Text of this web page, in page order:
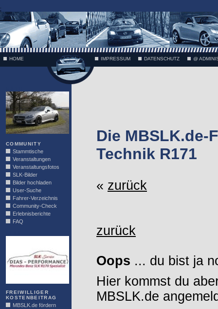
;
HOME IMPRESSUM DATENSCHUTZ @
COMMUNITY
Stammtische
Veranstaltungen
Veranstaltungsfotos
SLK-Bilder
Bilder hochladen
User-Suche
Fahrer-Verzeichnis
Community-Check
Erlebnisberichte
FAQ
FREIWILLIGER
KOSTENBEITRAG
MBSLK.de fördern
Die MBSLK.de-
Technik R171
« zurück
zurück
Oops ... du bist ja
Hier kommst du
MBSLK.de